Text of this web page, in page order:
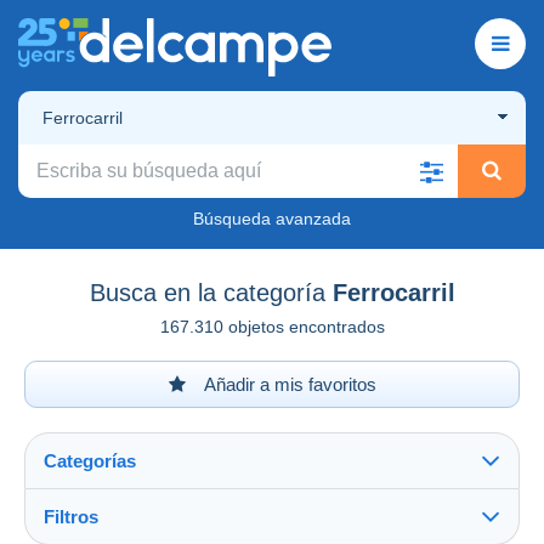
Ferrocarril
Búsqueda avanzada
Busca en la categoría Ferrocarril
167.310 objetos encontrados
Añadir a mis favoritos
Categorías
Filtros